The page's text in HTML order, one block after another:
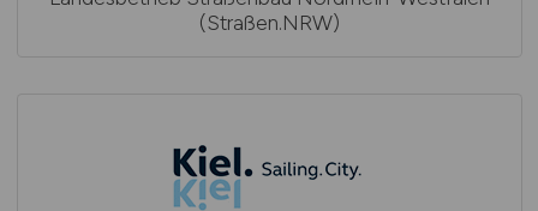
(Straßen.NRW)